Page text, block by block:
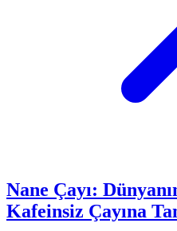
Nane Çayı:
Kafeinsiz Çayına